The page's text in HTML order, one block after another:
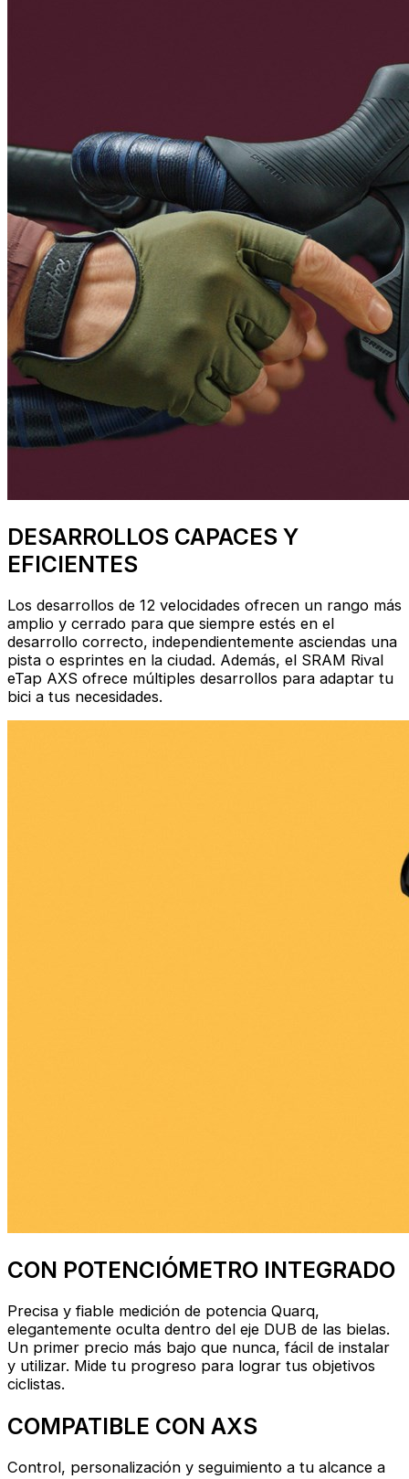
DESARROLLOS CAPACES Y
EFICIENTES
Los desarrollos de 12 velocidades ofrecen un rango más
amplio y cerrado para que siempre estés en el
desarrollo correcto, independientemente asciendas una
pista o esprintes en la ciudad. Además, el SRAM Rival
eTap AXS ofrece múltiples desarrollos para adaptar tu
bici a tus necesidades.
CON POTENCIÓMETRO INTEGRADO
Precisa y fiable medición de potencia Quarq,
elegantemente oculta dentro del eje DUB de las bielas.
Un primer precio más bajo que nunca, fácil de instalar
y utilizar. Mide tu progreso para lograr tus objetivos
ciclistas.
COMPATIBLE CON AXS
Control, personalización y seguimiento a tu alcance a